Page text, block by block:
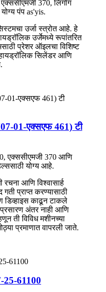
370, लिगोंग
पंप as'yis.
उर्जा स्त्रोत आहे. हे
उर्जेमध्ये रूपांतरित
प्रेशर ऑइलचा विशिष्ट
सिलेंडर आणि
01-एक्सएफ 461) टी
एक्ससीएमजी 370 आणि
योग्य आहे.
आणि विश्वासार्ह
प्राप्त करण्यासाठी
डिव्हाइस काढून टाकले
अंतर नाही आणि
ती विविध मशीनच्या
प्रमाणात वापरली जाते.
25-61100